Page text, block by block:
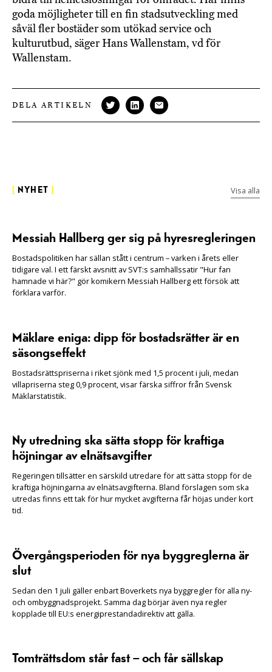
goda möjligheter till en fin stadsutveckling med
såväl fler bostäder som utökad service och
kulturutbud, säger Hans Wallenstam, vd för
Wallenstam.
DELA ARTIKELN
NYHET Visa alla
Messiah Hallberg ger sig på hyresregleringen
Bostadspolitiken har sällan stått i centrum – varken i årets eller
tidigare val. I ett färskt avsnitt av SVT:s samhällssatir "Hur fan
hamnade vi här?" gör komikern Messiah Hallberg ett försök att
förklara varför.
Mäklare eniga: dipp för bostadsrätter är en
säsongseffekt
Bostadsrättspriserna i riket sjönk med 1,5 procent i juli, medan
villapriserna steg 0,9 procent, visar färska siffror från Svensk
Mäklarstatistik.
Ny utredning ska sätta stopp för kraftiga
höjningar av elnätsavgifter
Regeringen tillsätter en särskild utredare för att sätta stopp för de
kraftiga höjningarna av elnätsavgifterna. Bland förslagen som ska
utredas finns ett tak för hur mycket avgifterna får höjas under kort
tid.
Övergångsperioden för nya byggreglerna är
slut
Sedan den 1 juli gäller enbart Boverkets nya byggregler för alla ny-
och ombyggnadsprojekt. Samma dag börjar även nya regler
kopplade till EU:s energiprestandadirektiv att gälla.
Tomträttsdom står fast – och får sällskap